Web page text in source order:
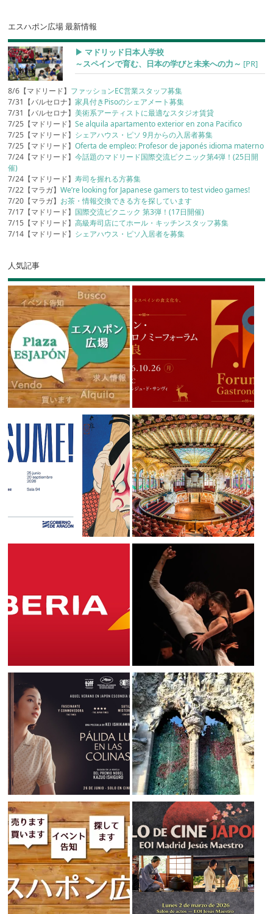
エスハポン広場 最新情報
▶︎ マドリッド日本人学校
～スペインで育む、日本の学びと未来への力～ [PR]
8/6【マドリード】 ファッションEC営業スタッフ募集
7/31【バルセロナ】家具付きPisoのシェアメート募集
7/31【バルセロナ】美術系アーティストに最適なスタジオ賃貸
7/25【マドリード】Se alquila apartamento exterior en zona Pacifico
7/25【マドリード】 シェアハウス・ピソ 9月からの入居者募集
7/25【マドリード】Oferta de empleo: Profesor de japonés idioma materno
7/24【マドリード】今話題のマドリード国際交流ピクニック第4弾！(25日開
催)
7/24【マドリード】寿司を握れる方募集
7/22【マラガ】We’re looking for Japanese gamers to test video games!
7/20【マラガ】 お茶・情報交換できる方を探しています
7/17【マドリード】 国際交流ピクニック 第3弾！(17日開催)
7/15【マドリード】高級寿司店にてホール・キッチンスタッフ募集
7/14【マドリード】 シェアハウス・ピソ入居者を募集
人気記事